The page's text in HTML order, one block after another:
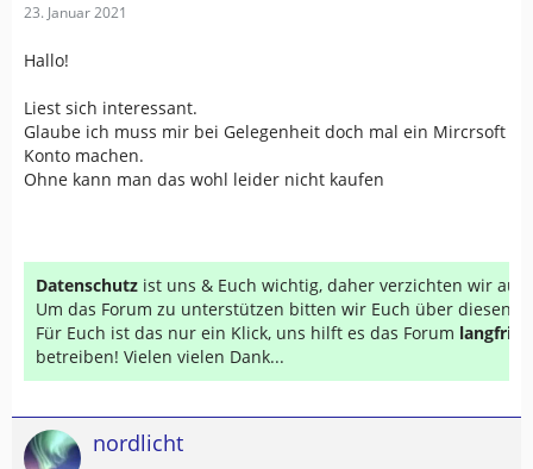
23. Januar 2021
Hallo!
Liest sich interessant.
Glaube ich muss mir bei Gelegenheit doch mal ein Mircrsoft
Konto machen.
Ohne kann man das wohl leider nicht kaufen
Datenschutz ist uns & Euch wichtig, daher verzichten wir auf
Um das Forum zu unterstützen bitten wir Euch über diesen
Für Euch ist das nur ein Klick, uns hilft es das Forum
betreiben! Vielen vielen Dank...
nordlicht